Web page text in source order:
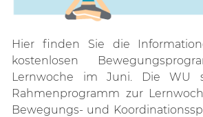
Hier finden Sie die
kostenlosen
Lernwoche im Juni. Die WU
Rahmenprogramm zur
Bewegungs- und